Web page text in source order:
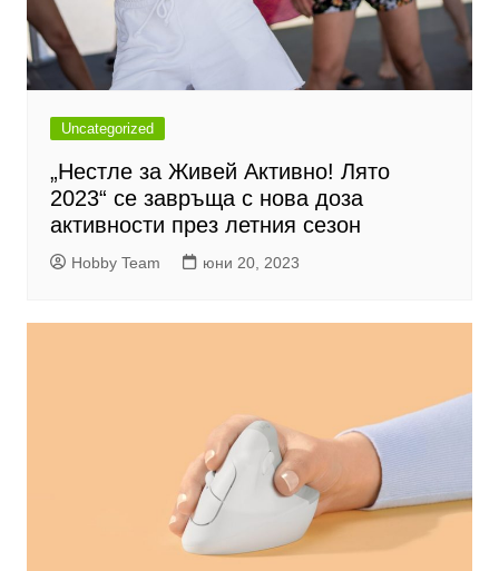
Uncategorized
„Нестле за Живей Активно! Лято
2023“ се завръща с нова доза
активности през летния сезон
Hobby Team юни 20, 2023